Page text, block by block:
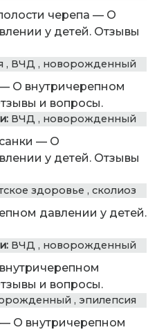
черепа — О
у детей. Отзывы
, ВЧД , новорожденный
О внутричерепном
и вопросы.
ВЧД , новорожденный
— О
у детей. Отзывы
здоровье , сколиоз
давлении у детей.
ВЧД , новорожденный
и вопросы.
, эпилепсия
— О внутричерепном